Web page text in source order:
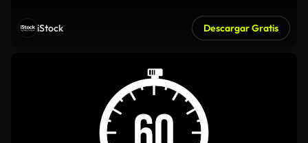
iStock Descargar Gratis